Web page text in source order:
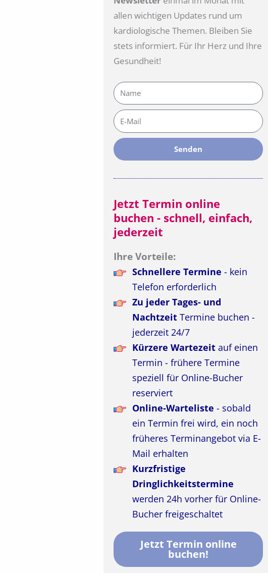
allen wichtigen Updates rund um
kardiologische Themen. Bleiben Sie
stets informiert. Für Ihr Herz und Ihre
Gesundheit!
Name
E-
Mail
Senden
Jetzt Termin online
buchen - schnell, einfach,
jederzeit
Ihre Vorteile:
Schnellere Termine - kein
Telefon erforderlich
Zu jeder Tages- und
NachtzeitTermine buchen -
jederzeit 24/7
Kürzere Wartezeitauf einen
Termin - frühere Termine
speziell für Online-Bucher
reserviert
Online-Warteliste - sobald
ein Termin frei wird, ein noch
früheres Terminangebot via E-
Mail erhalten
Kurzfristige
Dringlichkeitstermine
werden 24h vorher für Online-
Bucher freigeschaltet
Jetzt Termin online
buchen!